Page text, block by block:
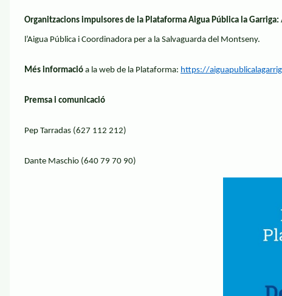
Organitzacions impulsores de la Plataforma Aigua Pública la Garriga:
l’Aigua Pública i Coordinadora per a la Salvaguarda del Montseny.
Més informació a la web de la Plataforma: https://
Premsa i comunicació
Pep Tarradas (627 112 212)
Dante Maschio (640 79 70 90)